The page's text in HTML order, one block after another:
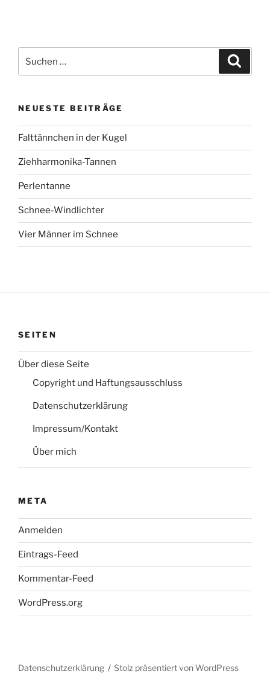
nach:
NEUESTE BEITRÄGE
Falttännchen in der Kugel
Ziehharmonika-Tannen
Perlentanne
Schnee-Windlichter
Vier Männer im Schnee
SEITEN
Über diese Seite
Copyright und Haftungsausschluss
Datenschutzerklärung
Impressum/Kontakt
Über mich
META
Anmelden
Eintrags-Feed
Kommentar-Feed
WordPress.org
Datenschutzerklärung Stolz präsentiert von WordPress